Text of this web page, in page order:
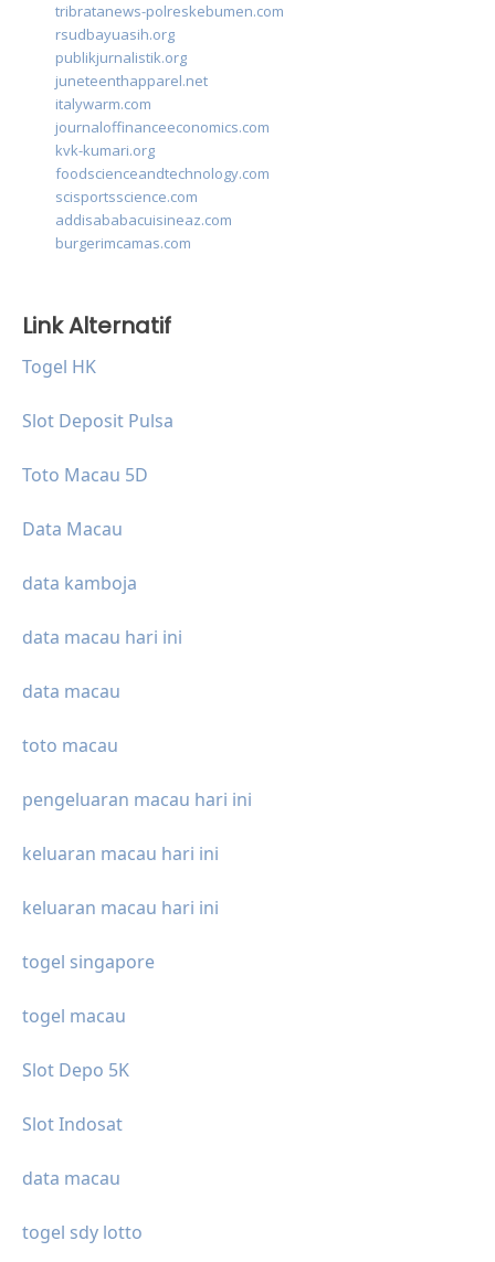
tribratanews-polreskebumen.com
rsudbayuasih.org
publikjurnalistik.org
juneteenthapparel.net
italywarm.com
journaloffinanceeconomics.com
kvk-kumari.org
foodscienceandtechnology.com
scisportsscience.com
addisababacuisineaz.com
burgerimcamas.com
Link Alternatif
Togel HK
Slot Deposit Pulsa
Toto Macau 5D
Data Macau
data kamboja
data macau hari ini
data macau
toto macau
pengeluaran macau hari ini
keluaran macau hari ini
keluaran macau hari ini
togel singapore
togel macau
Slot Depo 5K
Slot Indosat
data macau
togel sdy lotto